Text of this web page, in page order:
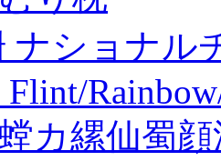
ナショナル
Flint/
カ縲仙蜀顔